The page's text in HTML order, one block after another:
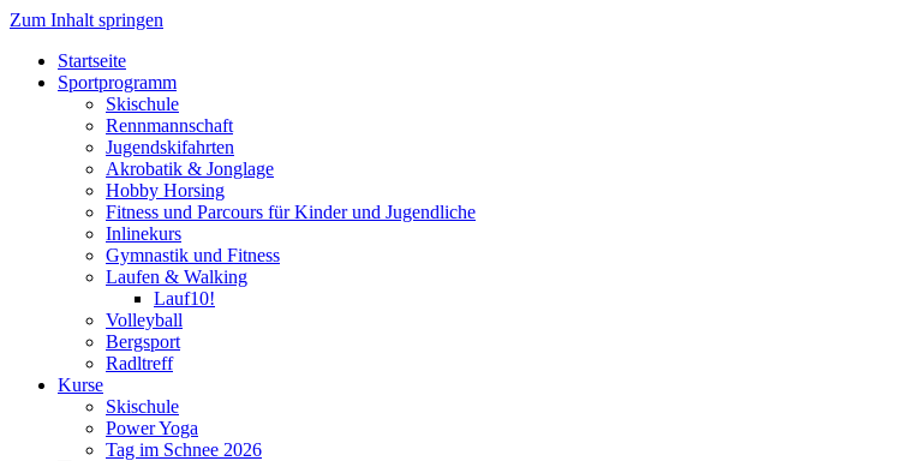
Zum Inhalt springen
Startseite
Sportprogramm
Skischule
Rennmannschaft
Jugendskifahrten
Akrobatik & Jonglage
Hobby Horsing
Fitness und Parcours für Kinder und Jugendliche
Inlinekurs
Gymnastik und Fitness
Laufen & Walking
Lauf10!
Volleyball
Bergsport
Radltreff
Kurse
Skischule
Power Yoga
Tag im Schnee 2026